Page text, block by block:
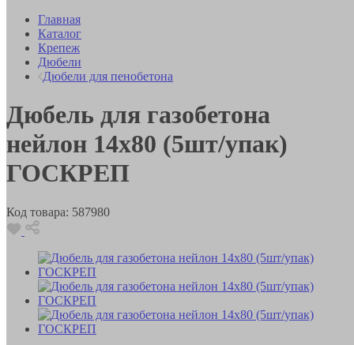
Главная
Каталог
Крепеж
Дюбели
Дюбели для пенобетона
Дюбель для газобетона
нейлон 14х80 (5шт/упак)
ГОСКРЕП
Код товара: 587980